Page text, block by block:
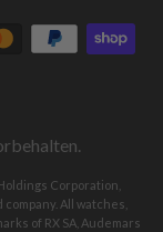
TwitterYouTube
Corporation,
All watches,
of RX SA, Audemars